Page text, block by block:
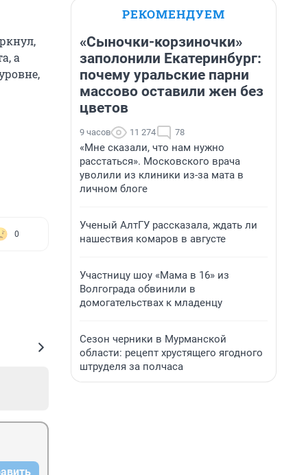
а
0
РЕКОМЕНДУЕМ
«Сыночки-корзиночки»
заполонили Екатеринбург:
почему уральские парни
массово оставили жен без
цветов
9 часов 11 274 78
«Мне сказали, что нам нужно
расстаться». Московского врача
уволили из клиники из-за мата в
личном блоге
Ученый АлтГУ рассказала, ждать ли
нашествия комаров в августе
Участницу шоу «Мама в 16» из
Волгограда обвинили в
домогательствах к младенцу
Сезон черники в Мурманской
области: рецепт хрустящего ягодного
штруделя за полчаса